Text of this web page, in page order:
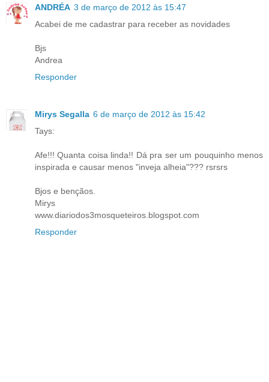
ANDRÉA 3 de março de 2012 às 15:47
Acabei de me cadastrar para receber as novidades
Bjs
Andrea
Responder
Mirys Segalla 6 de março de 2012 às 15:42
Tays:
Afe!!! Quanta coisa linda!! Dá pra ser um pouquinho menos
inspirada e causar menos "inveja alheia"??? rsrsrs
Bjos e bençãos.
Mirys
www.diariodos3mosqueteiros.blogspot.com
Responder